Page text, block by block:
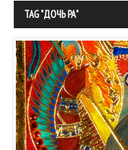
TAG "ДОЧЬ РА"